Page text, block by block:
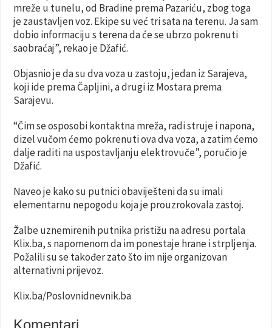
mreže u tunelu, od Bradine prema Pazariću, zbog toga
je zaustavljen voz. Ekipe su već tri sata na terenu. Ja sam
dobio informaciju s terena da će se ubrzo pokrenuti
saobraćaj”, rekao je Džafić.
Objasnio je da su dva voza u zastoju, jedan iz Sarajeva,
koji ide prema Čapljini, a drugi iz Mostara prema
Sarajevu.
“Čim se osposobi kontaktna mreža, radi struje i napona,
dizel vučom ćemo pokrenuti ova dva voza, a zatim ćemo
dalje raditi na uspostavljanju elektrovuče”, poručio je
Džafić.
Naveo je kako su putnici obaviješteni da su imali
elementarnu nepogodu koja je prouzrokovala zastoj.
Žalbe uznemirenih putnika pristižu na adresu portala
Klix.ba, s napomenom da im ponestaje hrane i strpljenja.
Požalili su se također zato što im nije organizovan
alternativni prijevoz.
Klix.ba/Poslovnidnevnik.ba
Komentari